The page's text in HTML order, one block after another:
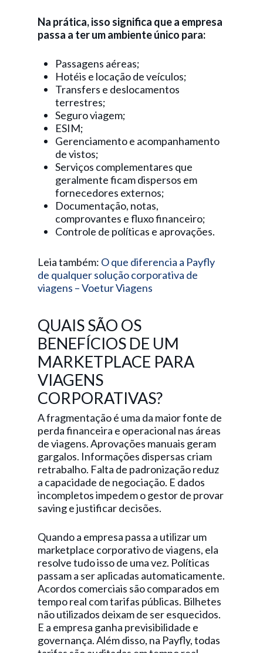
Na prática, isso significa que a empresa
passa a ter um ambiente único para:
Passagens aéreas;
Hotéis e locação de veículos;
Transfers e deslocamentos
terrestres;
Seguro viagem;
ESIM;
Gerenciamento e acompanhamento
de vistos;
Serviços complementares que
geralmente ficam dispersos em
fornecedores externos;
Documentação, notas,
comprovantes e fluxo financeiro;
Controle de políticas e aprovações.
Leia também: O que diferencia a Payfly
de qualquer solução corporativa de
viagens – Voetur Viagens
QUAIS SÃO OS
BENEFÍCIOS DE UM
MARKETPLACE PARA
VIAGENS
CORPORATIVAS?
A fragmentação é uma da maior fonte de
perda financeira e operacional nas áreas
de viagens. Aprovações manuais geram
gargalos. Informações dispersas criam
retrabalho. Falta de padronização reduz
a capacidade de negociação. E dados
incompletos impedem o gestor de provar
saving e justificar decisões.
Quando a empresa passa a utilizar um
marketplace corporativo de viagens, ela
resolve tudo isso de uma vez. Políticas
passam a ser aplicadas automaticamente.
Acordos comerciais são comparados em
tempo real com tarifas públicas. Bilhetes
não utilizados deixam de ser esquecidos.
E a empresa ganha previsibilidade e
governança. Além disso, na Payfly, todas